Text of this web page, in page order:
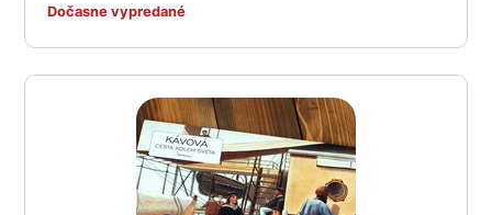
Dočasne vypredané